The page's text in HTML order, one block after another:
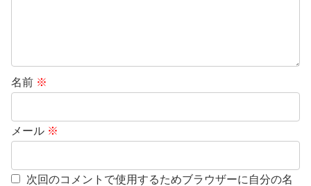
名前 ※
メール ※
次回のコメントで使用するためブラウザーに自分の名